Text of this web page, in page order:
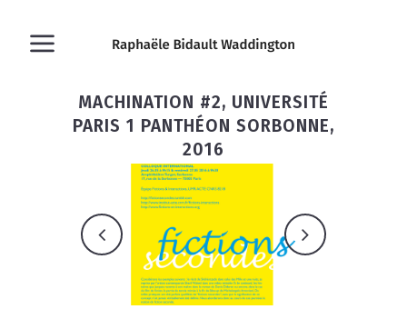
MACHINATION #2, UNIVERSITÉ
PARIS 1 PANTHÉON SORBONNE,
2016